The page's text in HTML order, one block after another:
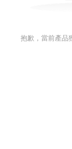
抱歉，當前產品